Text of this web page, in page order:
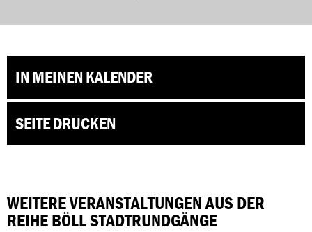
IN MEINEN KALENDER
SEITE DRUCKEN
WEITERE VERANSTALTUNGEN AUS DER
REIHE BÖLL STADTRUNDGÄNGE